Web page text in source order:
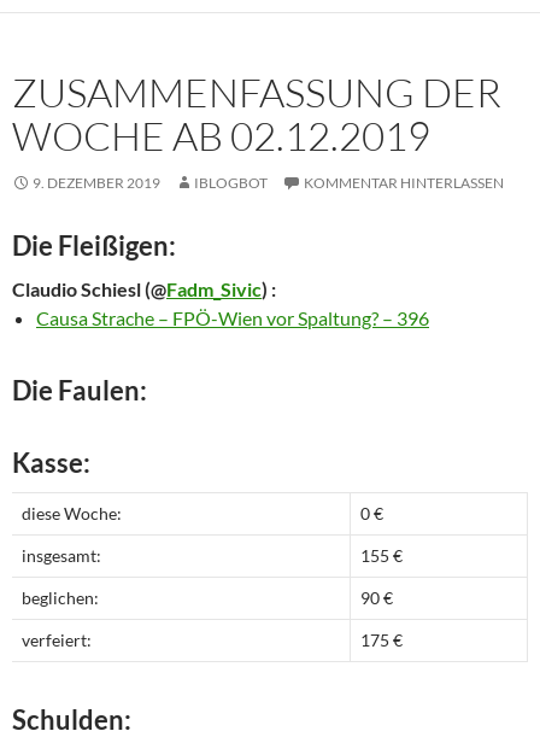
ZUSAMMENFASSUNG DER
WOCHE AB 02.12.2019
9. DEZEMBER 2019 IBLOGBOT KOMMENTAR HINTERLASSEN
Die Fleißigen:
Claudio Schiesl(@Fadm_Sivic) :
Causa Strache – FPÖ-Wien vor Spaltung? – 396
Die Faulen:
Kasse:
diese Woche: 0 €
insgesamt: 155 €
beglichen: 90 €
verfeiert: 175 €
Schulden: